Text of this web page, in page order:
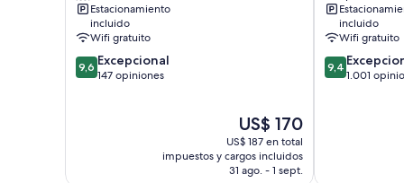
Estacionamiento
incluido
Wifi gratuito
9.6
de
9,6 Excepcional
147 opiniones
El
precio
actual
es
US$ 170
US$ 187 en total
impuestos y cargos incluidos
31 ago. - 1 sept.
incluido
Wifi gratuito
9.4
de
9,4
1.001